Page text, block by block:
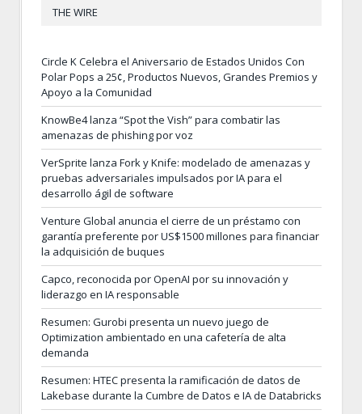
THE WIRE
Circle K Celebra el Aniversario de Estados Unidos Con
Polar Pops a 25¢, Productos Nuevos, Grandes Premios y
Apoyo a la Comunidad
KnowBe4 lanza “Spot the Vish” para combatir las
amenazas de phishing por voz
VerSprite lanza Fork y Knife: modelado de amenazas y
pruebas adversariales impulsados por IA para el
desarrollo ágil de software
Venture Global anuncia el cierre de un préstamo con
garantía preferente por US$1500 millones para financiar
la adquisición de buques
Capco, reconocida por OpenAI por su innovación y
liderazgo en IA responsable
Resumen: Gurobi presenta un nuevo juego de
Optimization ambientado en una cafetería de alta
demanda
Resumen: HTEC presenta la ramificación de datos de
Lakebase durante la Cumbre de Datos e IA de Databricks